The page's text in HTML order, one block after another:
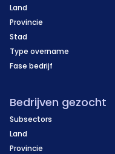
Land
Provincie
Stad
Type overname
Fase bedrijf
Bedrijven gezocht
Subsectors
Land
Provincie